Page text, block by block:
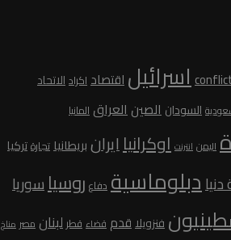
اسرائيلاقتصاداكرادالاتحاد
السودانالصينالعراق المانيا
اليمن انترنت اوكرانياايرانبريطانياتجارةتركيا
دبلوماسيةدفاع روسياسوريا
فنزويلاقدم قضاءقطرلبنان مصر مناخ